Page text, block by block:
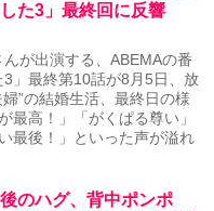
た3」最終回に反響
が出演する、ABEMAの番
」最終第10話が8月5日、放
”の結婚生活、最終日の様
最高！」「がくぱる尊い」
最後！」といった声が溢れ
のハグ、背中ポンポ